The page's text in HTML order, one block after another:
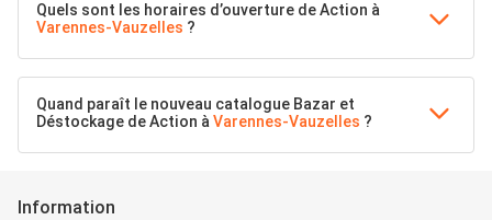
Quels sont les horaires d’ouverture de Action à
Varennes-Vauzelles ?
Quand paraît le nouveau catalogue Bazar et
Déstockage de Action àVarennes-Vauzelles ?
Information